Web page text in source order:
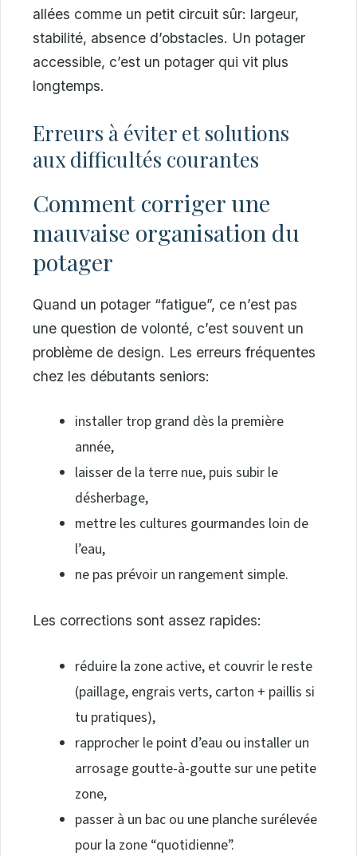
allées comme un petit circuit sûr: largeur,
stabilité, absence d’obstacles. Un potager
accessible, c’est un potager qui vit plus
longtemps.
Erreurs à éviter et solutions
aux difficultés courantes
Comment corriger une
mauvaise organisation du
potager
Quand un potager “fatigue”, ce n’est pas
une question de volonté, c’est souvent un
problème de design. Les erreurs fréquentes
chez les débutants seniors:
installer trop grand dès la première
année,
laisser de la terre nue, puis subir le
désherbage,
mettre les cultures gourmandes loin de
l’eau,
ne pas prévoir un rangement simple.
Les corrections sont assez rapides:
réduire la zone active, et couvrir le reste
(paillage, engrais verts, carton + paillis si
tu pratiques),
rapprocher le point d’eau ou installer un
arrosage goutte-à-goutte sur une petite
zone,
passer à un bac ou une planche surélevée
pour la zone “quotidienne”.